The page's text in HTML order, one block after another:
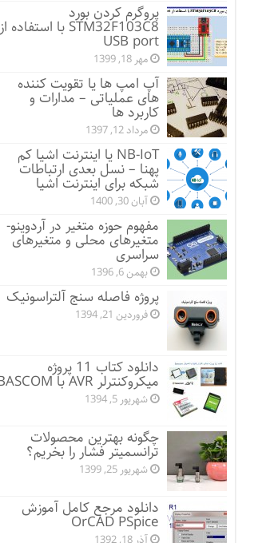
پروگرم کردن بورد
STM32F103C8 با استفاده از
USB port
مهر 18, 1399
آپ امپ ها یا تقویت کننده
های عملیاتی – مدارات و
کاربرد ها
مرداد 12, 1397
NB-IoT یا اینترنت اشیا کم
پهنا – نسل بعدی ارتباطات
شبکه برای اینترنت اشیا
آبان 30, 1400
مفهوم حوزه متغیر در آردوینو-
متغیرهای محلی و متغیرهای
سراسری
بهمن 6, 1396
پروژه فاصله سنج آلتراسونیک
فروردین 21, 1394
دانلود کتاب 11 پروژه
میکروکنترلر AVR با BASCOM
شهریور 5, 1394
چگونه بهترین محصولات
ترانسمیتر فشار را بخریم؟
شهریور 25, 1399
دانلود مرجع کامل آموزش
OrCAD PSpice